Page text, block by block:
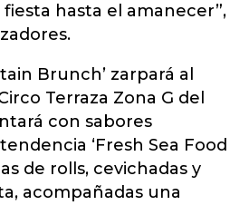
hasta el amanecer”,
Brunch’ zarpará al
Terraza Zona G del
con sabores
‘Fresh Sea Food
de rolls, cevichadas y
acompañadas una